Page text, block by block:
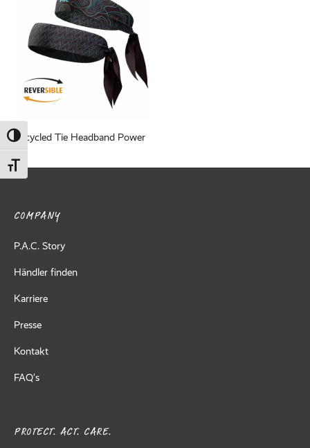
Umschalten auf hohe Kontraste
Schrift vergrößern
Recycled Tie Headband Power
COMPANY
P.A.C. Story
Händler finden
Karriere
Presse
Kontakt
FAQ’s
PROTECT. ACT. CARE.